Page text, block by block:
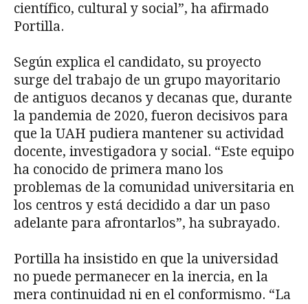
científico, cultural y social”, ha afirmado
Portilla.
Según explica el candidato, su proyecto
surge del trabajo de un grupo mayoritario
de antiguos decanos y decanas que, durante
la pandemia de 2020, fueron decisivos para
que la UAH pudiera mantener su actividad
docente, investigadora y social. “Este equipo
ha conocido de primera mano los
problemas de la comunidad universitaria en
los centros y está decidido a dar un paso
adelante para afrontarlos”, ha subrayado.
Portilla ha insistido en que la universidad
no puede permanecer en la inercia, en la
mera continuidad ni en el conformismo. “La